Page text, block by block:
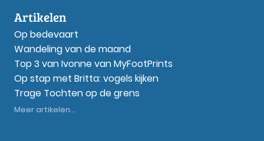
Artikelen
Op bedevaart
Wandeling van de maand
Top 3 van Ivonne van MyFootPrints
Op stap met Britta: vogels kijken
Trage Tochten op de grens
Meer artikelen...